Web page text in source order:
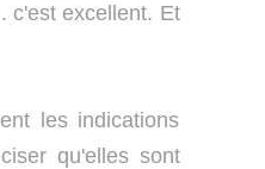
c'est excellent. Et
les indications
qu'elles sont